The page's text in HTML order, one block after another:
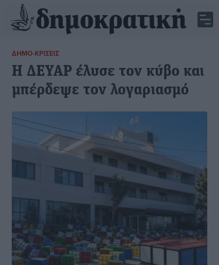
ΔΗΜΟ-ΚΡΊΣΕΙΣ
Η ΔΕΥΑΡ έλυσε τον κύβο και
μπέρδεψε τον λογαριασμό